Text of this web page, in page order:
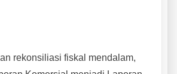
rekonsiliasi fiskal mendalam,